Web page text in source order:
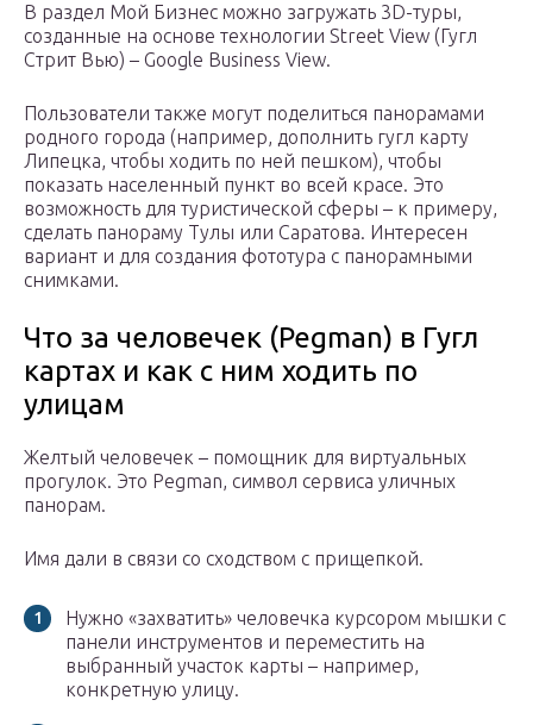
В раздел Мой Бизнес можно загружать 3D-туры,
созданные на основе технологии Street View (Гугл
Стрит Вью) – Google Business View.
Пользователи также могут поделиться панорамами
родного города (например, дополнить гугл карту
Липецка, чтобы ходить по ней пешком), чтобы
показать населенный пункт во всей красе. Это
возможность для туристической сферы – к примеру,
сделать панораму Тулы или Саратова. Интересен
вариант и для создания фототура с панорамными
снимками.
Что за человечек (Pegman) в Гугл
картах и как с ним ходить по
улицам
Желтый человечек – помощник для виртуальных
прогулок. Это Pegman, символ сервиса уличных
панорам.
Имя дали в связи со сходством с прищепкой.
Нужно «захватить» человечка курсором мышки с
панели инструментов и переместить на
выбранный участок карты – например,
конкретную улицу.